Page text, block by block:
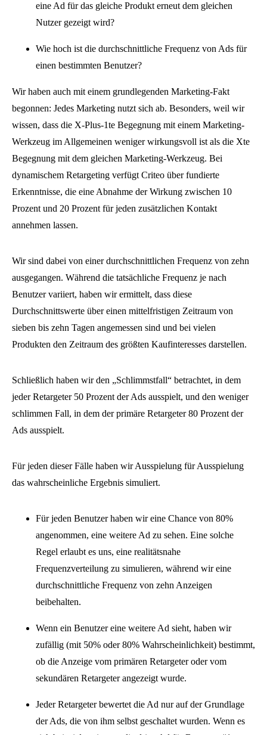
eine Ad für das gleiche Produkt erneut dem gleichen
Nutzer gezeigt wird?
Wie hoch ist die durchschnittliche Frequenz von Ads für
einen bestimmten Benutzer?
Wir haben auch mit einem grundlegenden Marketing-Fakt
begonnen: Jedes Marketing nutzt sich ab. Besonders, weil wir
wissen, dass die X-Plus-1te Begegnung mit einem Marketing-
Werkzeug im Allgemeinen weniger wirkungsvoll ist als die Xte
Begegnung mit dem gleichen Marketing-Werkzeug. Bei
dynamischem Retargeting verfügt Criteo über fundierte
Erkenntnisse, die eine Abnahme der Wirkung zwischen 10
Prozent und 20 Prozent für jeden zusätzlichen Kontakt
annehmen lassen.
Wir sind dabei von einer durchschnittlichen Frequenz von zehn
ausgegangen. Während die tatsächliche Frequenz je nach
Benutzer variiert, haben wir ermittelt, dass diese
Durchschnittswerte über einen mittelfristigen Zeitraum von
sieben bis zehn Tagen angemessen sind und bei vielen
Produkten den Zeitraum des größten Kaufinteresses darstellen.
Schließlich haben wir den „Schlimmstfall“ betrachtet, in dem
jeder Retargeter 50 Prozent der Ads ausspielt, und den weniger
schlimmen Fall, in dem der primäre Retargeter 80 Prozent der
Ads ausspielt.
Für jeden dieser Fälle haben wir Ausspielung für Ausspielung
das wahrscheinliche Ergebnis simuliert.
Für jeden Benutzer haben wir eine Chance von 80%
angenommen, eine weitere Ad zu sehen. Eine solche
Regel erlaubt es uns, eine realitätsnahe
Frequenzverteilung zu simulieren, während wir eine
durchschnittliche Frequenz von zehn Anzeigen
beibehalten.
Wenn ein Benutzer eine weitere Ad sieht, haben wir
zufällig (mit 50% oder 80% Wahrscheinlichkeit) bestimmt,
ob die Anzeige vom primären Retargeter oder vom
sekundären Retargeter angezeigt wurde.
Jeder Retargeter bewertet die Ad nur auf der Grundlage
der Ads, die von ihm selbst geschaltet wurden. Wenn es